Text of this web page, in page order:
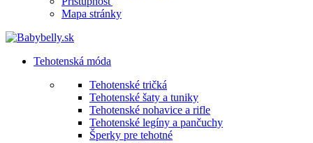
Mapa stránky
Tehotenská móda
Tehotenské tričká
Tehotenské šaty a tuniky
Tehotenské nohavice a rifle
Tehotenské legíny a pančuchy
Šperky pre tehotné